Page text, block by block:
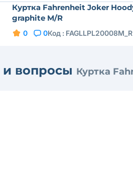
Куртка Fahrenheit Joker
graphite M/R
0 0Код : FAGLLPL20008M_R
вопросы Куртка